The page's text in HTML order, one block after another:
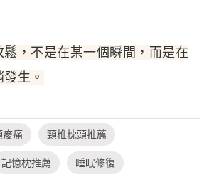
，不是在某一個瞬間，而是在
生。
痠痛 頸椎枕頭推薦
記憶枕推薦 睡眠修復